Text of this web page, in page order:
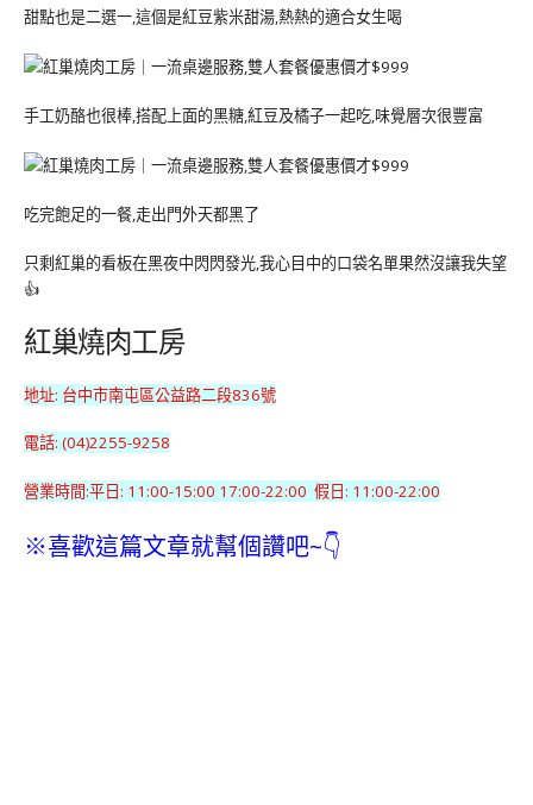
甜點也是二選一,這個是紅豆紫米甜湯,熱熱的適合女生喝
手工奶酪也很棒,搭配上面的黑糖,紅豆及橘子一起吃,味覺層次很豐富
吃完飽足的一餐,走出門外天都黑了
只剩紅巢的看板在黑夜中閃閃發光,我心目中的口袋名單果然沒讓我失望
👍
紅巢燒肉工房
地址: 台中市南屯區公益路二段836號
電話: (04)2255-9258
營業時間:平日: 11:00-15:00 17:00-22:00 假日: 11:00-22:00
※喜歡這篇文章就幫個讚吧~👇